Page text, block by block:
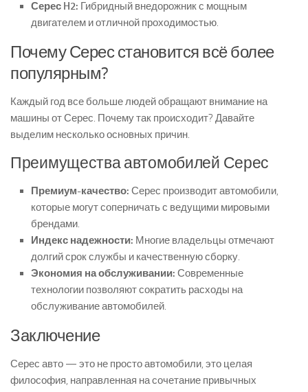
Серес H2: Гибридный внедорожник с мощным
двигателем и отличной проходимостью.
Почему Серес становится всё более
популярным?
Каждый год все больше людей обращают внимание на
машины от Серес. Почему так происходит? Давайте
выделим несколько основных причин.
Преимущества автомобилей Серес
Премиум-качество: Серес производит автомобили,
которые могут соперничать с ведущими мировыми
брендами.
Индекс надежности: Многие владельцы отмечают
долгий срок службы и качественную сборку.
Экономия на обслуживании: Современные
технологии позволяют сократить расходы на
обслуживание автомобилей.
Заключение
Серес авто — это не просто автомобили, это целая
философия, направленная на сочетание привычных